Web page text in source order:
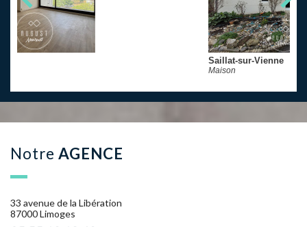
notre AGENCE
33 avenue de la Libération
87000 Limoges